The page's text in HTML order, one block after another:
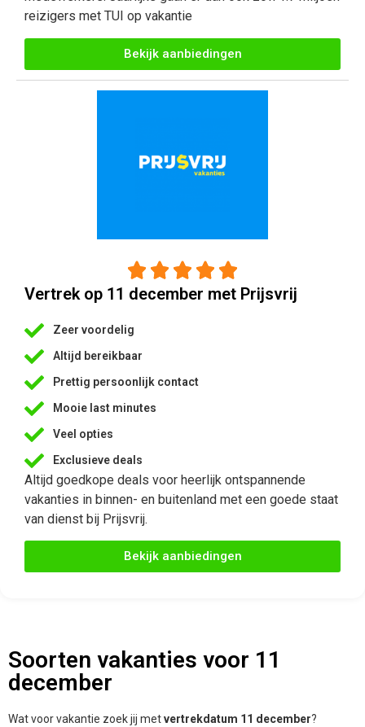
reizigers met TUI op vakantie
Bekijk aanbiedingen
    
Vertrek op 11 december met Prijsvrij
Zeer voordelig
Altijd bereikbaar
Prettig persoonlijk contact
Mooie last minutes
Veel opties
Exclusieve deals
Altijd goedkope deals voor heerlijk ontspannende
vakanties in binnen- en buitenland met een goede staat
van dienst bij Prijsvrij.
Bekijk aanbiedingen
Soorten vakanties voor 11
december
Wat voor vakantie zoek jij metvertrekdatum 11 december?